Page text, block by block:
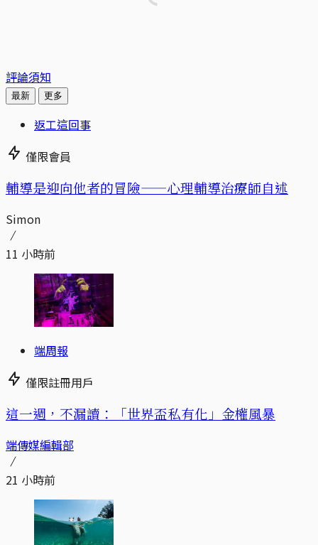
評論須知
最新 更多
返工這回事
僅限會員
輔導是迎向他者的冒險——心理輔導治療師自述
Simon
11 小時前
端周報
僅限註冊用戶
這一週，不漏讀：「世界盃私有化」金權風暴
端傳媒編輯部
21 小時前